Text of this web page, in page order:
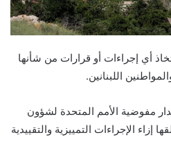
أي إجراءات أو قرارات من شأنها
اللبنانين.
مفوضية الأمم المتحدة لشؤون
إزاء الإجراءات التمييزية والتقييدية